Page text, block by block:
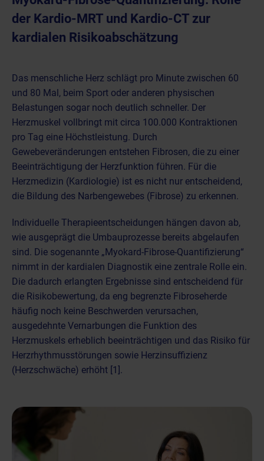
der Kardio-MRT und Kardio-CT zur
kardialen Risikoabschätzung
Das menschliche Herz schlägt pro Minute zwischen 60
und 80 Mal, beim Sport oder anderen physischen
Belastungen sogar noch deutlich schneller. Der
Herzmuskel vollbringt mit circa 100.000 Kontraktionen
pro Tag eine Höchstleistung. Durch
Gewebeveränderungen entstehen Fibrosen, die zu einer
Beeinträchtigung der Herzfunktion führen. Für die
Herzmedizin (Kardiologie) ist es nicht nur entscheidend,
die Bildung des Narbengewebes (Fibrose) zu erkennen.
Individuelle Therapieentscheidungen hängen davon ab,
wie ausgeprägt die Umbauprozesse bereits abgelaufen
sind. Die sogenannte „Myokard-Fibrose-Quantifizierung“
nimmt in der kardialen Diagnostik eine zentrale Rolle ein.
Die dadurch erlangten Ergebnisse sind entscheidend für
die Risikobewertung, da eng begrenzte Fibroseherde
häufig noch keine Beschwerden verursachen,
ausgedehnte Vernarbungen die Funktion des
Herzmuskels erheblich beeinträchtigen und das Risiko für
Herzrhythmusstörungen sowie Herzinsuffizienz
(Herzschwäche) erhöht [1].